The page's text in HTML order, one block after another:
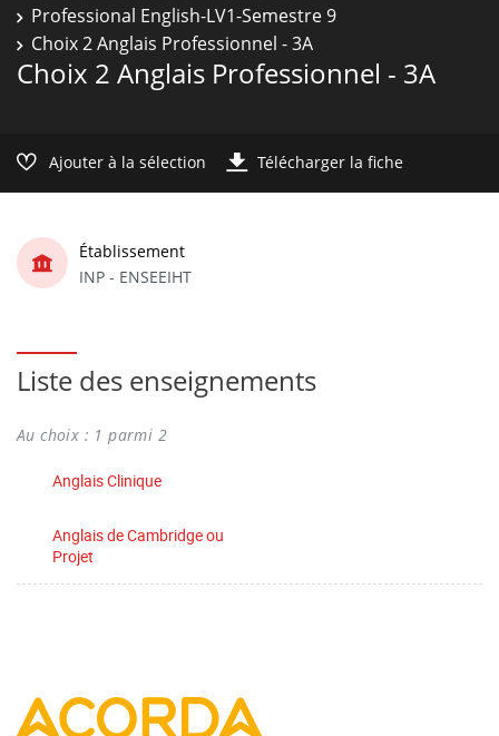
Professional English-LV1-Semestre 9
Choix 2 Anglais Professionnel - 3A
Choix 2 Anglais Professionnel - 3A
Ajouter à la sélection Télécharger la fiche
Établissement
INP - ENSEEIHT
Liste des enseignements
Au choix : 1 parmi 2
Anglais Clinique
Anglais de Cambridge ou
Projet